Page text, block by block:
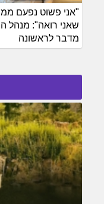
"אני פשוט נפעם
שאני רואה": מנהל
מדבר לראשונה